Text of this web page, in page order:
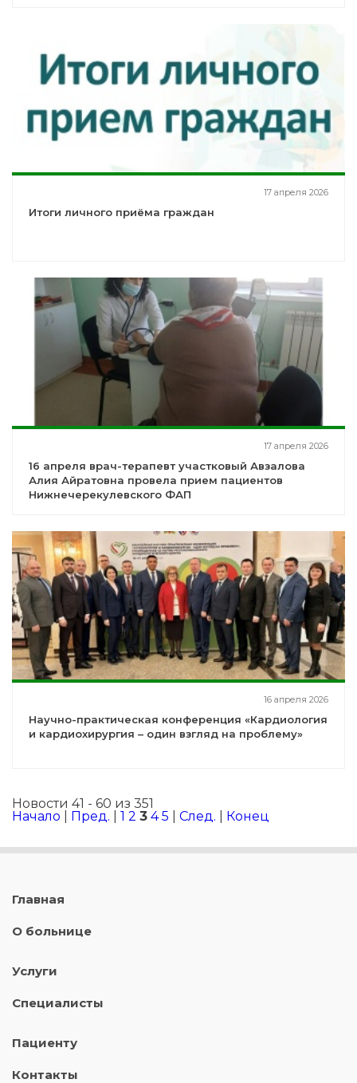
17 апреля 2026
Итоги личного приёма граждан
17 апреля 2026
16 апреля врач-терапевт участковый Авзалова
Алия Айратовна провела прием пациентов
Нижнечерекулевского ФАП
16 апреля 2026
Научно-практическая конференция «Кардиология
и кардиохирургия – один взгляд на проблему»
Новости 41 - 60 из 351
Начало
Пред. 1 2 3 4 5 След. Конец
Главная
О больнице
Услуги
Специалисты
Пациенту
Контакты